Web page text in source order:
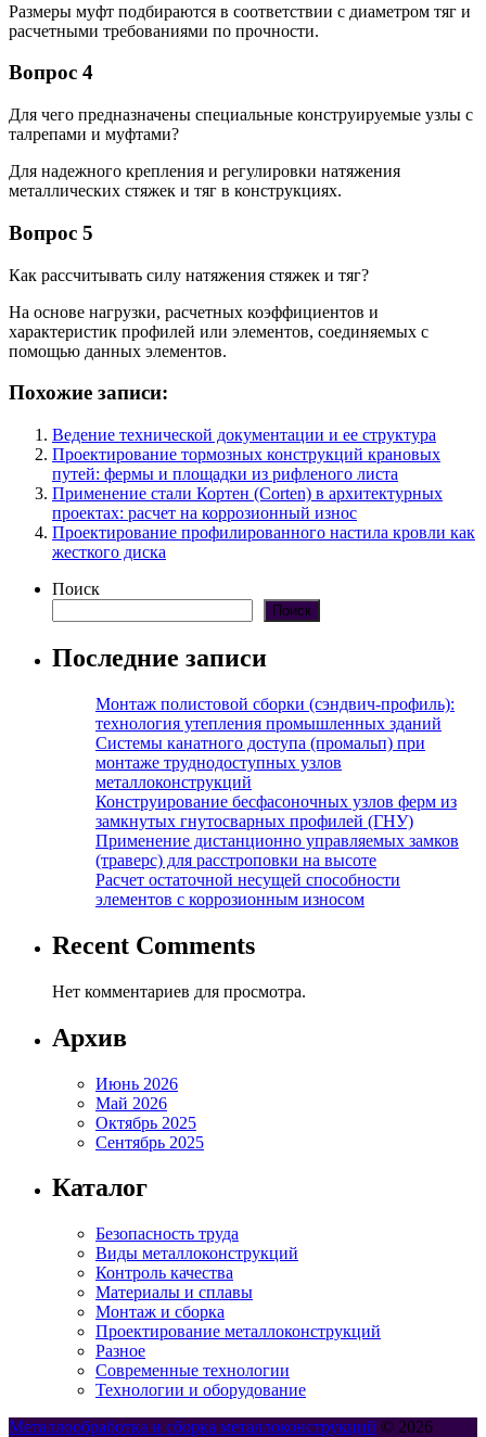
Размеры муфт подбираются в соответствии с диаметром тяг и
расчетными требованиями по прочности.
Вопрос 4
Для чего предназначены специальные конструируемые узлы с
талрепами и муфтами?
Для надежного крепления и регулировки натяжения
металлических стяжек и тяг в конструкциях.
Вопрос 5
Как рассчитывать силу натяжения стяжек и тяг?
На основе нагрузки, расчетных коэффициентов и
характеристик профилей или элементов, соединяемых с
помощью данных элементов.
Похожие записи:
Ведение технической документации и ее структура
Проектирование тормозных конструкций крановых
путей: фермы и площадки из рифленого листа
Применение стали Кортен (Corten) в архитектурных
проектах: расчет на коррозионный износ
Проектирование профилированного настила кровли как
жесткого диска
Поиск
Поиск
Последние записи
Монтаж полистовой сборки (сэндвич-профиль):
технология утепления промышленных зданий
Системы канатного доступа (промальп) при
монтаже труднодоступных узлов
металлоконструкций
Конструирование бесфасоночных узлов ферм из
замкнутых гнутосварных профилей (ГНУ)
Применение дистанционно управляемых замков
(траверс) для расстроповки на высоте
Расчет остаточной несущей способности
элементов с коррозионным износом
Recent Comments
Нет комментариев для просмотра.
Архив
Июнь 2026
Май 2026
Октябрь 2025
Сентябрь 2025
Каталог
Безопасность труда
Виды металлоконструкций
Контроль качества
Материалы и сплавы
Монтаж и сборка
Проектирование металлоконструкций
Разное
Современные технологии
Технологии и оборудование
Металлообработка и сборка металлоконструкций © 2026